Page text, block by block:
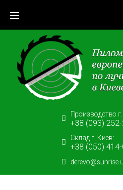
content
Производство
+38 (093)
Склад г. Киев:
+38 (050)